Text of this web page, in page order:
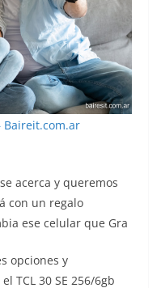
Baireit.com.ar
acerca y queremos
con un regalo
ese celular que Gra
opciones y
TCL 30 SE 256/6gb